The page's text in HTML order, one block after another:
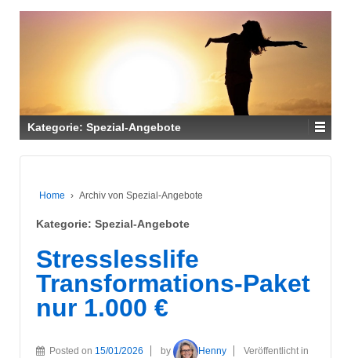
Kategorie: Spezial-Angebote
Home › Archiv von Spezial-Angebote
Kategorie: Spezial-Angebote
Stresslesslife
Transformations-Paket
nur 1.000 €
Posted on 15/01/2026 by Henny
Veröffentlicht in